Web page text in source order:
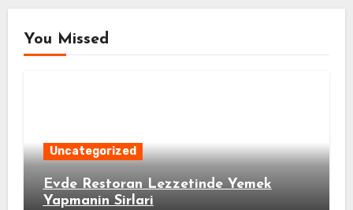
You Missed
Uncategorized
Evde Restoran Lezzetinde Yemek
Yapmanin Sirlari